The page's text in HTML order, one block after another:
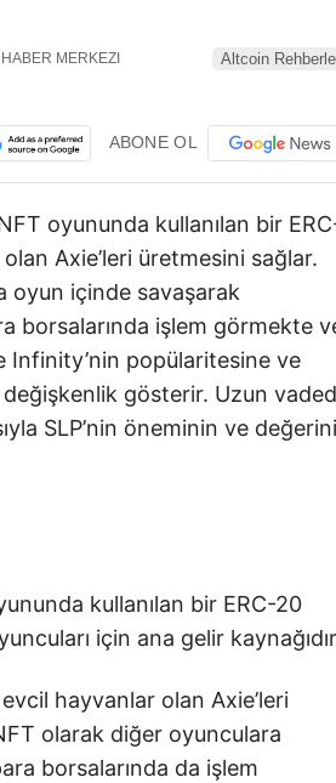
MERKEZI Altcoin
ABONE OL
oyununda kullanılan bir
Axie’leri üretmesini sağlar.
oyun içinde savaşarak
borsalarında işlem görmekte
Infinity’nin popülaritesine ve
gösterir. Uzun
SLP’nin öneminin ve
kullanılan bir ERC-20
için ana gelir
hayvanlar olan Axie’leri
olarak diğer oyunculara
borsalarında da işlem